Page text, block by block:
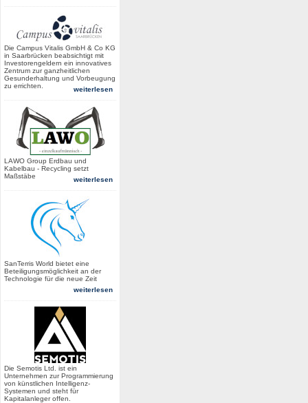
Die Campus Vitalis GmbH & Co KG
in Saarbrücken beabsichtigt mit
Investorengeldern ein innovatives
Zentrum zur ganzheitlichen
Gesunderhaltung und Vorbeugung
zu errichten.
weiterlesen
LAWO Group Erdbau und
Kabelbau - Recycling setzt
Maßstäbe
weiterlesen
SanTerris World bietet eine
Beteiligungsmöglichkeit an der
Technologie für die neue Zeit
weiterlesen
Die Semotis Ltd. ist ein
Unternehmen zur Programmierung
von künstlichen Intelligenz-
Systemen und steht für
Kapitalanleger offen.